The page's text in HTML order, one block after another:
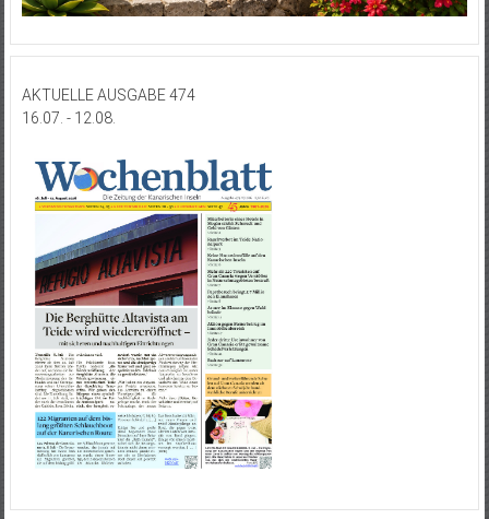
AKTUELLE AUSGABE 474
16.07. - 12.08.